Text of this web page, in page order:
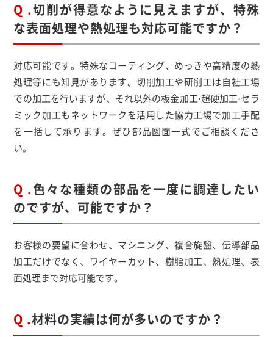
Q .切削が得意なように見えますが、特殊
な表面処理や熱処理も対応可能ですか？
対応可能です。特殊なコーティング、めっきや高精度の熱
処理等にも知見があります。切削加工や研削工は自社工場
での加工を行いますが、それ以外の板金加工·超硬加工·セラ
ミック加工もネットワークを活用した協力工場で加工手配
を一括して承ります。ぜひ部品図面一式でご相談くださ
い。
Q .色々な種類の部品を一度に調達したい
のですが、可能ですか？
お客様の要望に合わせ、マシニング、複合旋盤、伝導部品
加工だけでなく、ワイヤーカット、樹脂加工、熱処理、表
面処理まで対応可能です。
Q .材料の実績は何が多いのですか？